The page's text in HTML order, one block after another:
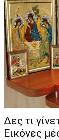
Δες τι
Εικόνες